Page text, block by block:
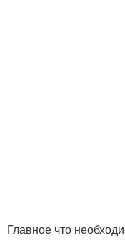
Главное что